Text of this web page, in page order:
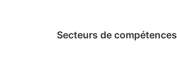
Secteurs de compétences